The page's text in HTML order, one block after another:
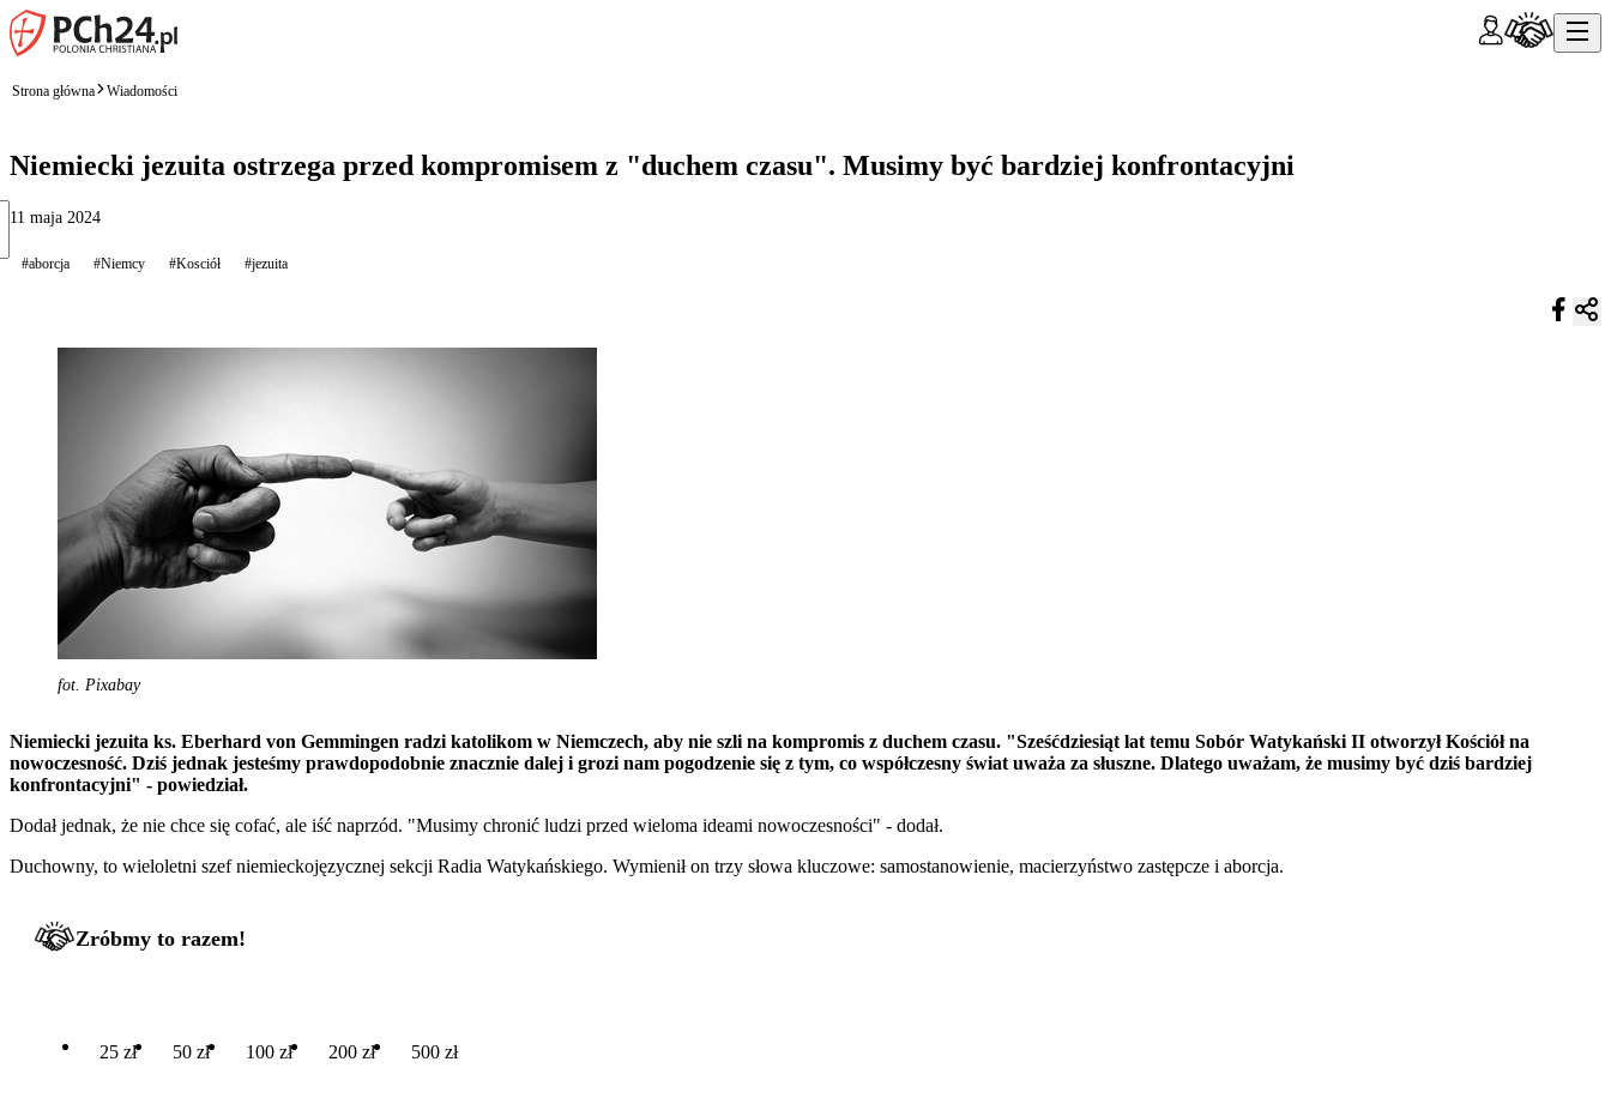
Strona główna Wiadomości
Niemiecki jezuita ostrzega przed kompromisem z "duchem czasu". Musimy być bardziej konfrontacyjni
11 maja 2024
#aborcja #Niemcy #Kosciół #jezuita
fot. Pixabay
Niemiecki jezuita ks. Eberhard von Gemmingen radzi katolikom w Niemczech, aby nie szli na kompromis z duchem czasu. "Sześćdziesiąt lat temu Sobór Watykański II otworzył Kościół na
nowoczesność. Dziś jednak jesteśmy prawdopodobnie znacznie dalej i grozi nam pogodzenie się z tym, co współczesny świat uważa za słuszne. Dlatego uważam, że musimy być dziś bardziej
konfrontacyjni" - powiedział.
Dodał jednak, że nie chce się cofać, ale iść naprzód. "Musimy chronić ludzi przed wieloma ideami nowoczesności" - dodał.
Duchowny, to wieloletni szef niemieckojęzycznej sekcji Radia Watykańskiego. Wymienił on trzy słowa kluczowe: samostanowienie, macierzyństwo zastępcze i aborcja.
Zróbmy to razem!
25 zł 50 zł 100 zł 200 zł 500 zł